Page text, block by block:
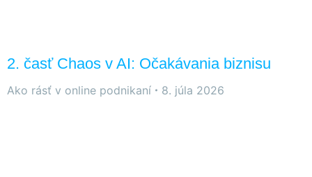
2. časť Chaos v AI: Očakávania biznisu
Ako rásť v online podnikaní 8. júla 2026